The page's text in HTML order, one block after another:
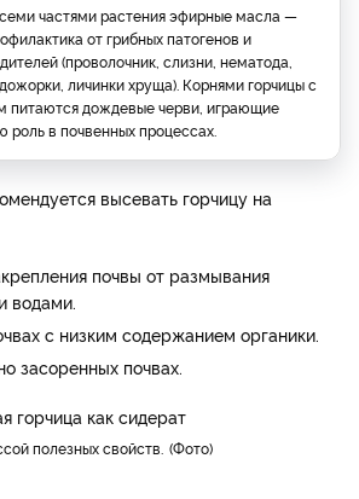
частями растения эфирные масла —
от грибных патогенов и
(проволочник, слизни, нематода,
личинки хруща). Корнями горчицы с
питаются дождевые черви, играющие
в почвенных процессах.
высевать горчицу на
почвы от размывания
водами.
с низким содержанием органики.
засоренных почвах.
полезных свойств. Фото